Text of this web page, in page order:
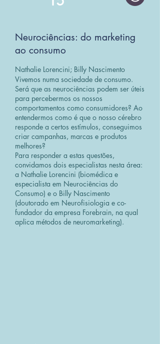
Neurociências: do marketing
ao consumo
Nathalie Lorencini; Billy Nascimento
Vivemos numa sociedade de consumo.
Será que as neurociências podem ser úteis
para percebermos os nossos
comportamentos como consumidores? Ao
entendermos como é que o nosso cérebro
responde a certos estímulos, conseguimos
criar campanhas, marcas e produtos
melhores?
Para responder a estas questões,
convidamos dois especialistas nesta área:
a Nathalie Lorencini (biomédica e
especialista em Neurociências do
Consumo) e o Billy Nascimento
(doutorado em Neurofisiologia e co-
fundador da empresa Forebrain, na qual
aplica métodos de neuromarketing).